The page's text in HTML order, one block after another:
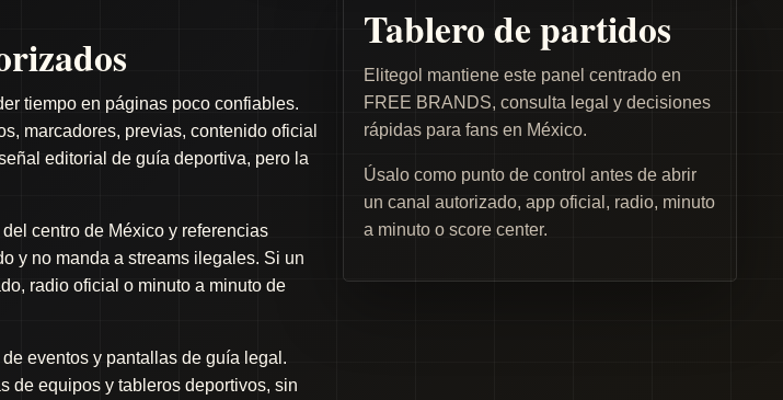
tiempo en páginas poco confiables.
marcadores, previas, contenido oficial
editorial de guía deportiva, pero la
centro de México y referencias
y no manda a streams ilegales. Si un
radio oficial o minuto a minuto de
eventos y pantallas de guía legal.
de equipos y tableros deportivos, sin
Tablero de partidos
Elitegol mantiene este panel centrado en
FREE BRANDS, consulta legal y decisiones
rápidas para fans en México.
Úsalo como punto de control antes de abrir
un canal autorizado, app oficial, radio, minuto
a minuto o score center.